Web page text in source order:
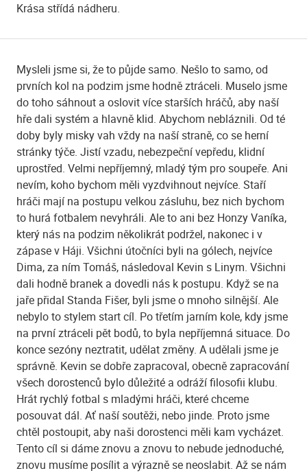
Krása střídá nádheru.
Mysleli jsme si, že to půjde samo. Nešlo to samo, od
prvních kol na podzim jsme hodně ztráceli. Muselo jsme
do toho sáhnout a oslovit více starších hráčů, aby naší
hře dali systém a hlavně klid. Abychom nebláznili. Od té
doby byly misky vah vždy na naší straně, co se herní
stránky týče. Jistí vzadu, nebezpeční vepředu, klidní
uprostřed. Velmi nepříjemný, mladý tým pro soupeře. Ani
nevím, koho bychom měli vyzdvihnout nejvíce. Staří
hráči mají na postupu velkou zásluhu, bez nich bychom
to hurá fotbalem nevyhráli. Ale to ani bez Honzy Vaníka,
který nás na podzim několikrát podržel, nakonec i v
zápase v Háji. Všichni útočníci byli na gólech, nejvíce
Dima, za ním Tomáš, následoval Kevin s Linym. Všichni
dali hodně branek a dovedli nás k postupu. Když se na
jaře přidal Standa Fišer, byli jsme o mnoho silnější. Ale
nebylo to stylem start cíl. Po třetím jarním kole, kdy jsme
na první ztráceli pět bodů, to byla nepříjemná situace. Do
konce sezóny neztratit, udělat změny. A udělali jsme je
správně. Kevin se dobře zapracoval, obecně zapracování
všech dorostenců bylo důležité a odráží filosofii klubu.
Hrát rychlý fotbal s mladými hráči, které chceme
posouvat dál. Ať naší soutěži, nebo jinde. Proto jsme
chtěl postoupit, aby naši dorostenci měli kam vycházet.
Tento cíl si dáme znovu a znovu to nebude jednoduché,
znovu musíme posílit a výrazně se neoslabit. Až se nám